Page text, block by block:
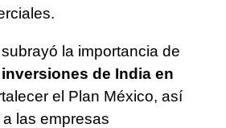
la importancia de
inversiones de India en
el Plan México, así
las empresas